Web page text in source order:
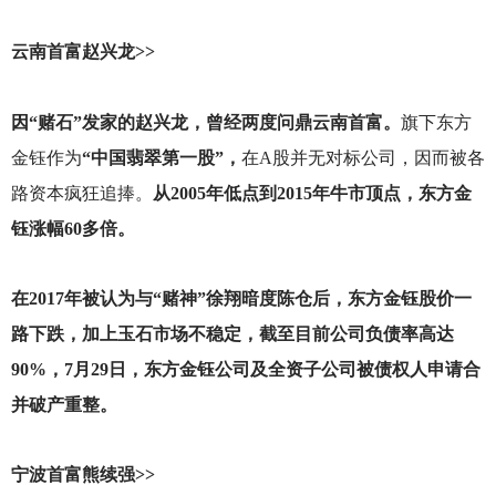
云南首富赵兴龙>>
因“赌石”发家的赵兴龙，曾经两度问鼎云南首富。 旗下东方
金钰作为“中国翡翠第一股”， 在A股并无对标公司，因而被各
路资本疯狂追捧。
从2005年低点到2015年牛市顶点，东方金
钰涨幅60多倍。
在2017年被认为与“赌神”徐翔暗度陈仓后，东方金钰股价一
路下跌，加上玉石市场不稳定，截至目前公司负债率高达
90%，7月29日，东方金钰公司及全资子公司被债权人申请合
并破产重整。
宁波首富熊续强>>